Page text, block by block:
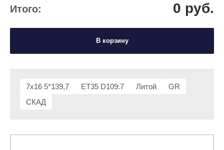
7x16 5*139,7 ET35 D109.7 Литой
GR
СКАД
Итого: 0 руб.
В корзину